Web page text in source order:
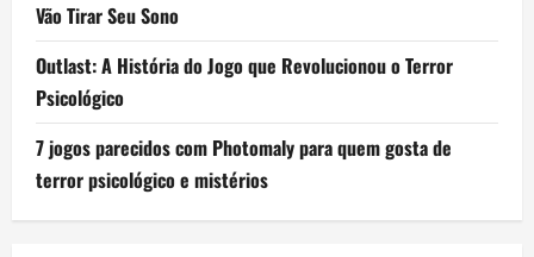
Vão Tirar Seu Sono
Outlast: A História do Jogo que Revolucionou o Terror
Psicológico
7 jogos parecidos com Photomaly para quem gosta de
terror psicológico e mistérios